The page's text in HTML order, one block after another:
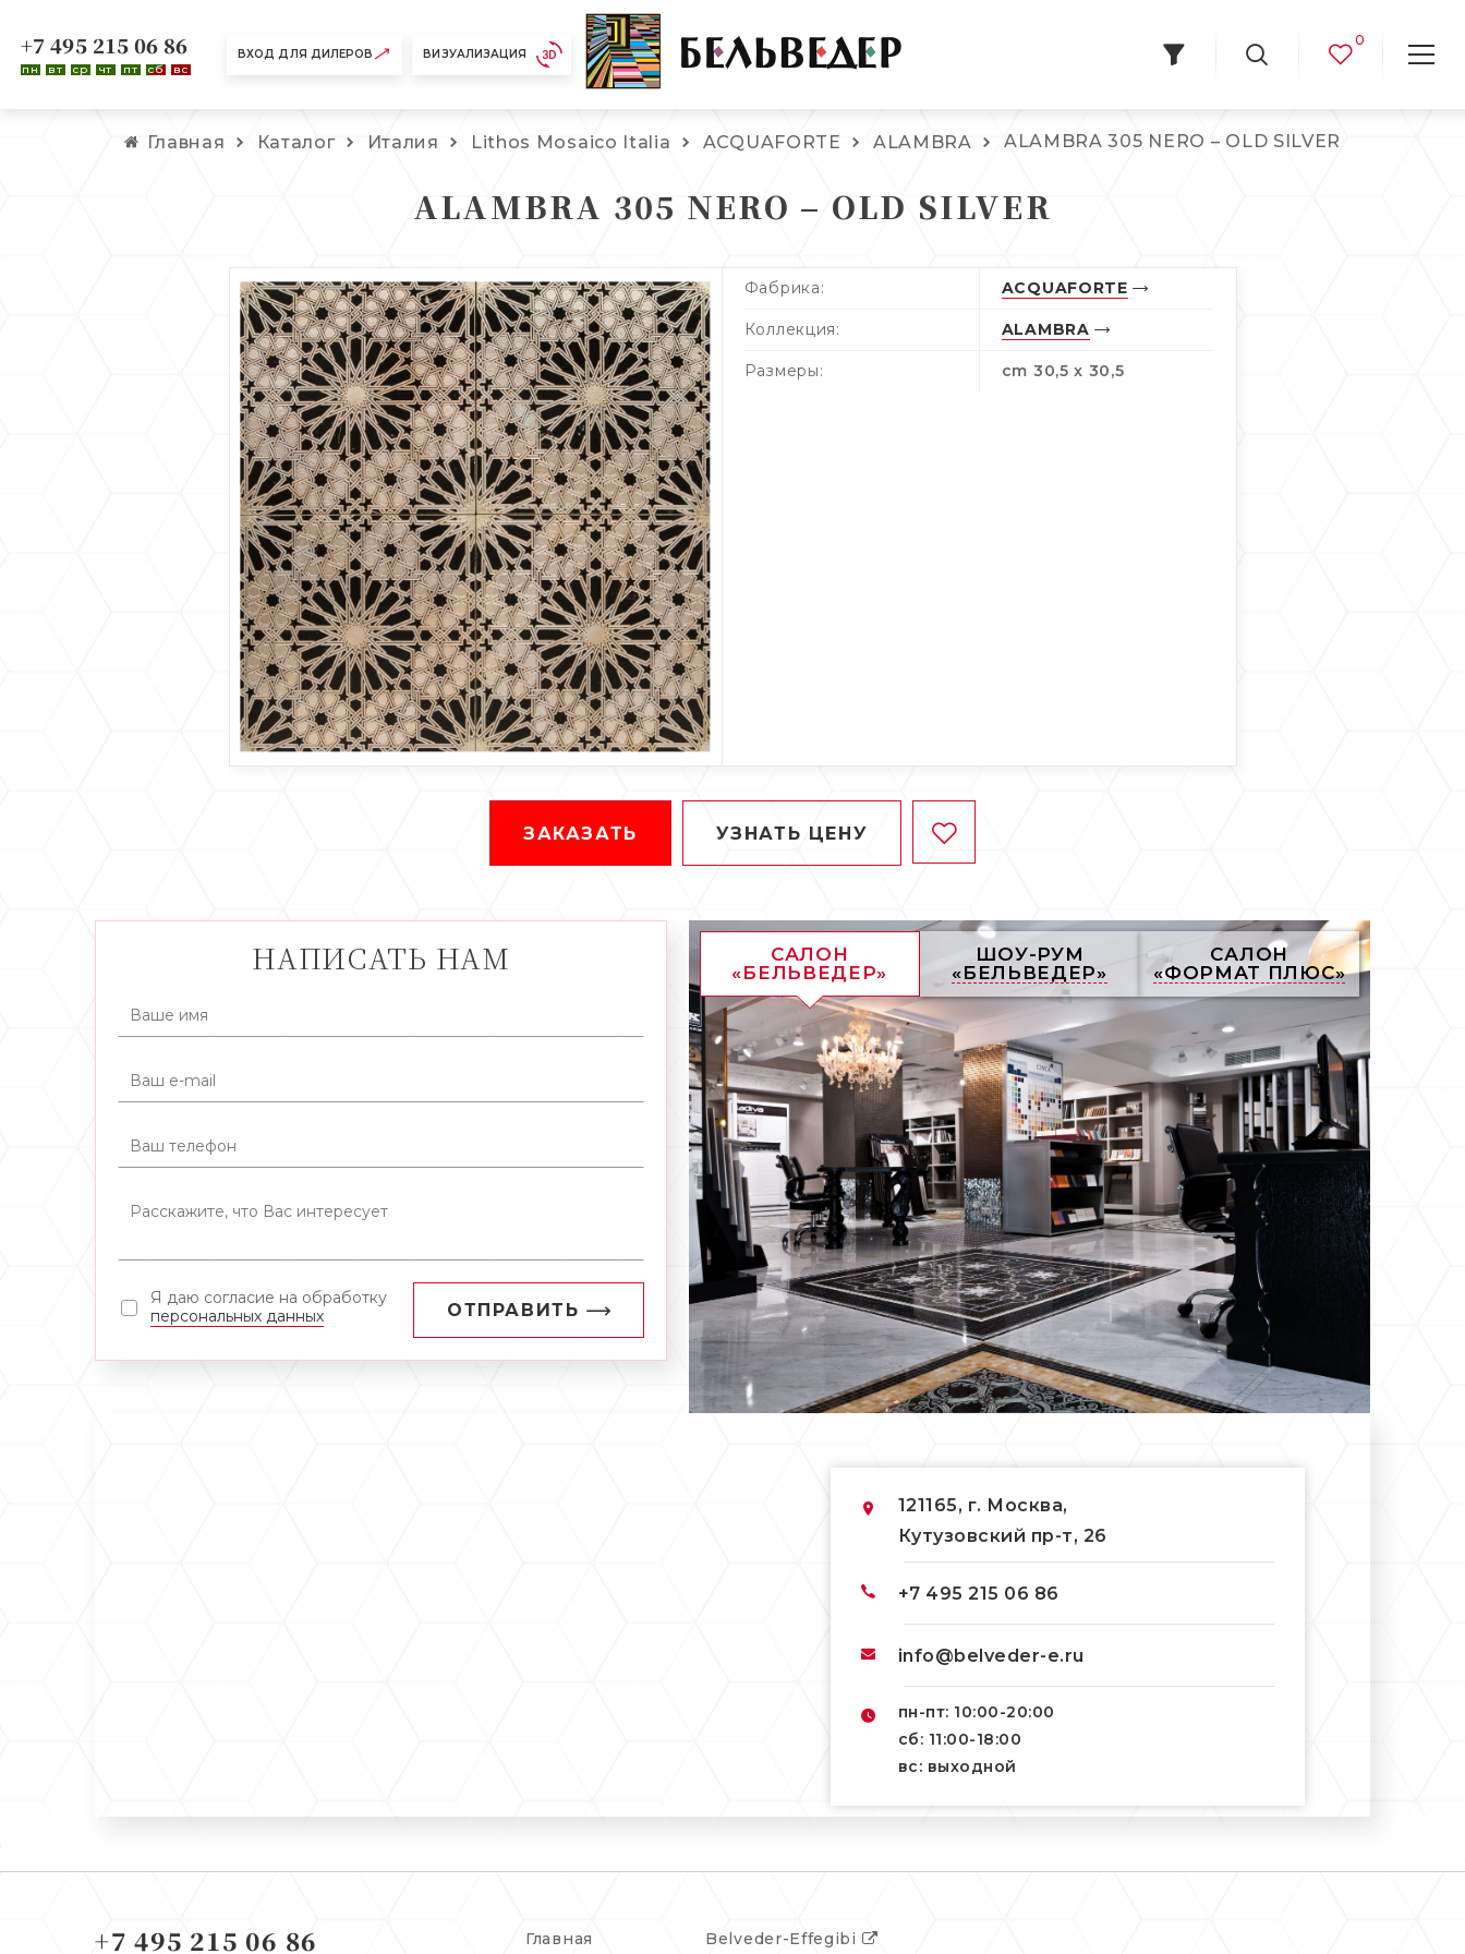
ВХОД ДЛЯ ДИЛЕРОВ ВИЗУАЛИЗАЦИЯ
+7 495 215 06 86
пн вт ср чт пт сб вс
0
Главная Каталог Италия Lithos Mosaico Italia ACQUAFORTE ALAMBRA ALAMBRA 305 NERO – OLD SILVER
ALAMBRA 305 NERO – OLD SILVER
Фабрика: ACQUAFORTE
Коллекция: ALAMBRA
Размеры: cm 30,5 x 30,5
ЗАКАЗАТЬ УЗНАТЬ ЦЕНУ
НАПИСАТЬ НАМ
Я даю согласие на обработку
персональных данных
ОТПРАВИТЬ
САЛОН
«БЕЛЬВЕДЕР»
ШОУ-РУМ
«БЕЛЬВЕДЕР»
САЛОН
«ФОРМАТ ПЛЮС»
121165, г. Москва,
Кутузовский пр-т, 26
+7 495 215 06 86
info@belveder-e.ru
пн-пт: 10:00-20:00
сб: 11:00-18:00
вс: выходной
+7 495 215 06 86 Главная Belveder-Effegibi